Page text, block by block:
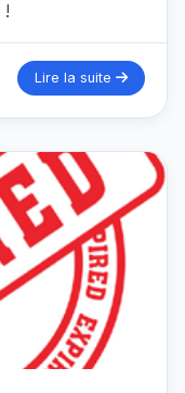
!
Lire la suite